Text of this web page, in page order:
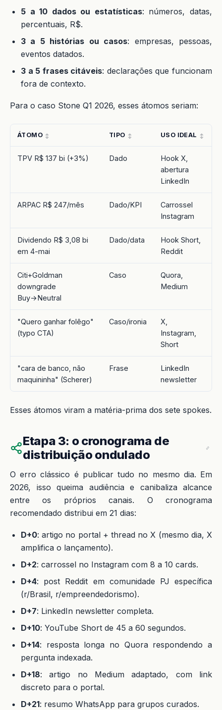
5 a 10 dados ou estatísticas: números, datas,
percentuais, R$.
3 a 5 histórias ou casos: empresas, pessoas,
eventos datados.
3 a 5 frases citáveis: declarações que funcionam
fora de contexto.
Para o caso Stone Q1 2026, esses átomos seriam:
ÁTOMO TIPO USO IDEAL
TPV R$ 137 bi (+3%) Dado
Hook X,
abertura
LinkedIn
ARPAC R$ 247/mês Dado/KPI
Carrossel
Instagram
Dividendo R$ 3,08 bi
em 4-mai
Dado/data
Hook Short,
Reddit
Citi+Goldman
downgrade
Buy→Neutral
Caso
Quora,
Medium
"Quero ganhar folêgo"
(typo CTA)
Caso/ironia
X,
Instagram,
Short
"cara de banco, não
maquininha" (Scherer)
Frase
LinkedIn
newsletter
Esses átomos viram a matéria-prima dos sete spokes.
Etapa 3: o cronograma de
distribuição ondulado
O erro clássico é publicar tudo no mesmo dia. Em
2026, isso queima audiência e canibaliza alcance
entre os próprios canais. O cronograma
recomendado distribui em 21 dias:
D+0: artigo no portal + thread no X (mesmo dia, X
amplifica o lançamento).
D+2: carrossel no Instagram com 8 a 10 cards.
D+4: post Reddit em comunidade PJ específica
(r/Brasil, r/empreendedorismo).
D+7: LinkedIn newsletter completa.
D+10: YouTube Short de 45 a 60 segundos.
D+14: resposta longa no Quora respondendo a
pergunta indexada.
D+18: artigo no Medium adaptado, com link
discreto para o portal.
D+21: resumo WhatsApp para grupos curados.